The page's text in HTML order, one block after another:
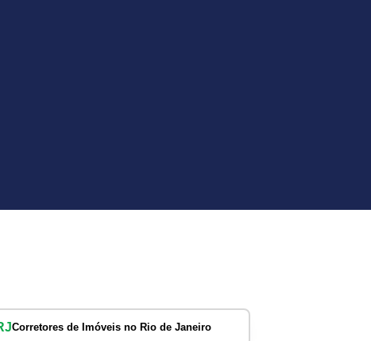
Corretores de Imóveis no Rio de Janeiro